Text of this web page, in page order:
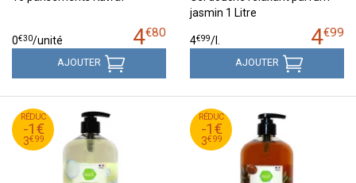
4€80
0€30/unité
AJOUTER
jasmin 1 Litre
4€99
4€99/l.
AJOUTER
RÉDUC
-1€
3€99
4
€
99
3
€
99
RÉDUC
-1€
3€99
4
€
99
3
€
99